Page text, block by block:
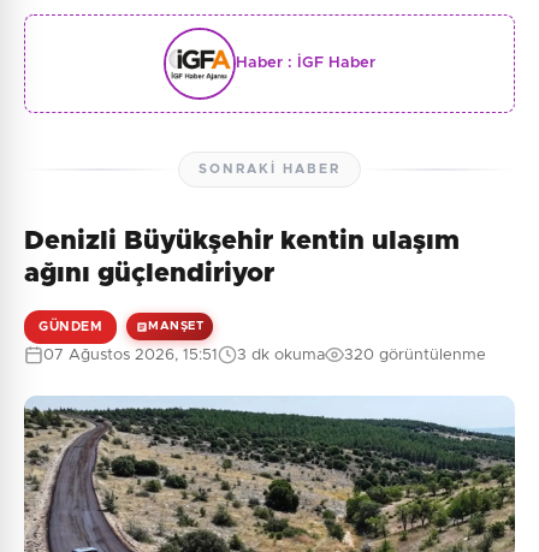
Haber : İGF Haber
SONRAKI HABER
Denizli Büyükşehir kentin ulaşım
ağını güçlendiriyor
GÜNDEM MANŞET
07 Ağustos 2026, 15:51 3 dk okuma 320 görüntülenme